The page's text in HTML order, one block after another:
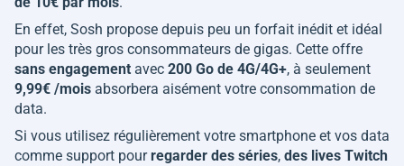
En effet, Sosh propose depuis peu un forfait inédit et idéal
pour les très gros consommateurs de gigas. Cette offre
sans engagement avec 200 Go de 4G/4G+, à seulement
9,99€ /mois absorbera aisément votre consommation de
data.
Si vous utilisez régulièrement votre smartphone et vos data
comme support pourregarder des séries, des lives Twitch